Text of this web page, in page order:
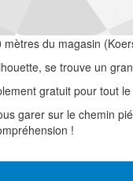
du magasin
se trouve un
gratuit pour tout
garer sur le chemin
!